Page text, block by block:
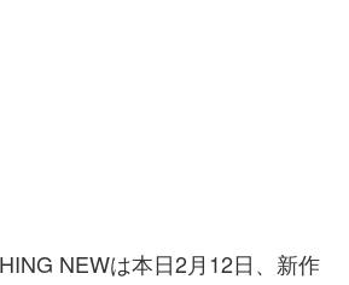
NEWは本日2月12日、新作